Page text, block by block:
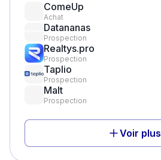
ComeUp
Achat
Datananas
Prospection
Realtys.pro
Prospection
Taplio
Prospection
Malt
Prospection
Voir plus